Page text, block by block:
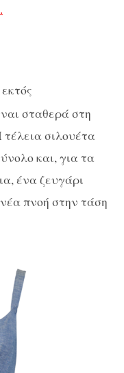
εκτός
σταθερά στη
τέλεια σιλουέτα
και, για τα
ένα ζευγάρι
πνοή στην τάση